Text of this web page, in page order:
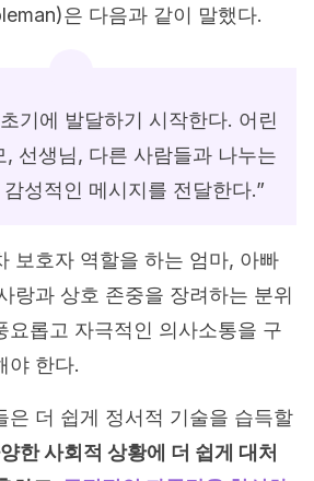
은 다음과 같이 말했다.
기에 발달하기 시작한다. 어린
, 선생님, 다른 사람들과 나누는
성적인 메시지를 전달한다.”
보호자 역할을 하는 엄마, 아빠
랑과 상호 존중을 장려하는 분위
요롭고 자극적인 의사소통을 구
야 한다.
은 더 쉽게 정서적 기술을 습득할
한 사회적 상황에 더 쉽게 대처